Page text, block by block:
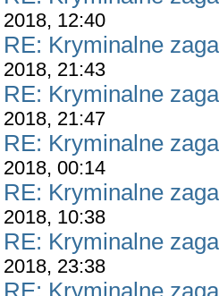
2018, 12:40
RE: Kryminalne
2018, 21:43
RE: Kryminalne
2018, 21:47
RE: Kryminalne
2018, 00:14
RE: Kryminalne
2018, 10:38
RE: Kryminalne
2018, 23:38
RE: Kryminalne